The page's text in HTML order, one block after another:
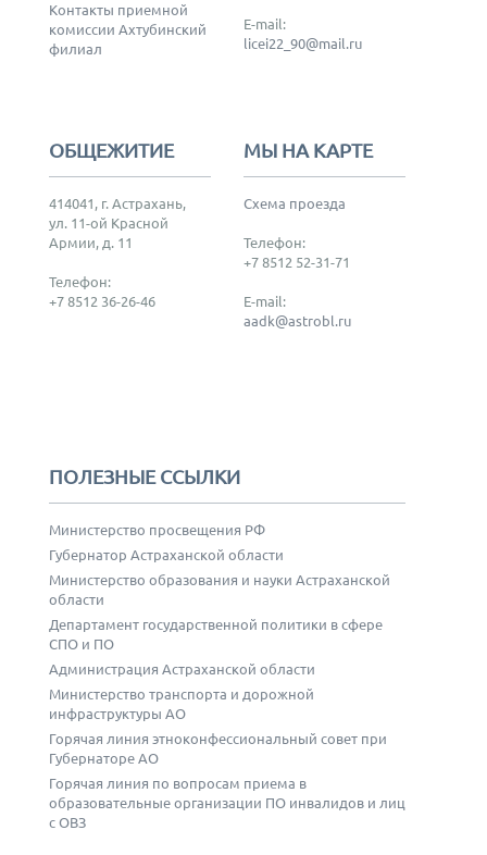
Контакты приемной
комиссии Ахтубинский
филиал
E-mail:
licei22_90@mail.ru
ОБЩЕЖИТИЕ
414041, г. Астрахань,
ул. 11-ой Красной
Армии, д. 11
Телефон:
+7 8512 36-26-46
МЫ НА КАРТЕ
Схема проезда
Телефон:
+7 8512 52-31-71
E-mail:
aadk@astrobl.ru
ПОЛЕЗНЫЕ ССЫЛКИ
Министерство просвещения РФ
Губернатор Астраханской области
Министерство образования и науки Астраханской
области
Департамент государственной политики в сфере
СПО и ПО
Администрация Астраханской области
Министерство транспорта и дорожной
инфраструктуры АО
Горячая линия этноконфессиональный совет при
Губернаторе АО
Горячая линия по вопросам приема в
образовательные организации ПО инвалидов и лиц
с ОВЗ